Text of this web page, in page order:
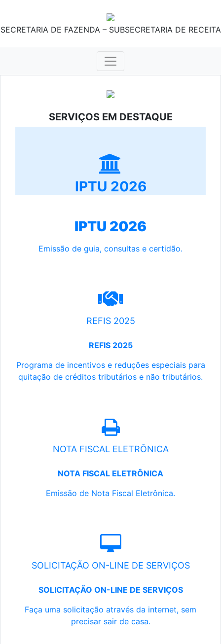
SECRETARIA DE FAZENDA – SUBSECRETARIA DE RECEITA
SERVIÇOS EM DESTAQUE
IPTU 2026
IPTU 2026
Emissão de guia, consultas e certidão.
REFIS 2025
REFIS 2025
Programa de incentivos e reduções especiais para
quitação de créditos tributários e não tributários.
NOTA FISCAL ELETRÔNICA
NOTA FISCAL ELETRÔNICA
Emissão de Nota Fiscal Eletrônica.
SOLICITAÇÃO ON-LINE DE SERVIÇOS
SOLICITAÇÃO ON-LINE DE SERVIÇOS
Faça uma solicitação através da internet, sem
precisar sair de casa.